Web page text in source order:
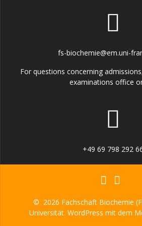
fs-biochemie@em.uni-
For questions concerning
examinations office
+49 69 798 292
© 2026 Fachschaft Biochemie
Universität. WordPress mit dem